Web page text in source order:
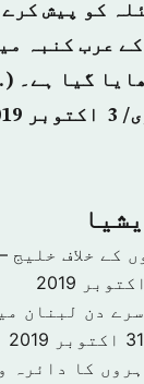
کو پیش
عرب کنبہ
کے خلاف خلیج
دن لبنان
31 اکتوبر 2019
کا دائرہ